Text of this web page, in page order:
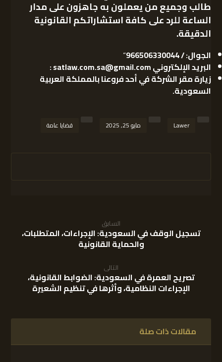
طالبوجميع من يعملون به جاهزون على مدار
الساعة للرد على كافة استشاراتكم القانونية
الدقيقة.
الجوال: /966506330044
“
البريد الإلكترونيsatlaw.com.sa@gmail.com
:
زيارة مقر الشركة في أحد فروعنا بالمملكة العربية
السعودية.
Lawer مايو 25, 2025 قضايا عامة
السابق
تسجيل الوقف في السعودية: الإجراءات، المتطلبات،
والحماية القانونية
التالى
تصريح العمرة في السعودية: الضوابط القانونية،
الإجراءات النظامية، وأثرها في تنظيم الشعيرة
مقالات ذات صلة